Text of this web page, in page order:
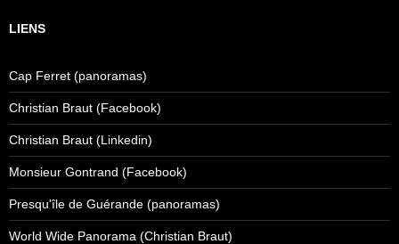
LIENS
Cap Ferret (panoramas)
Christian Braut (Facebook)
Christian Braut (Linkedin)
Monsieur Gontrand (Facebook)
Presqu'île de Guérande (panoramas)
World Wide Panorama (Christian Braut)